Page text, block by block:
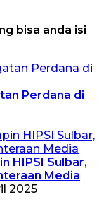
bisa anda isi
Perdana di
HIPSI Sulbar,
Media
2025